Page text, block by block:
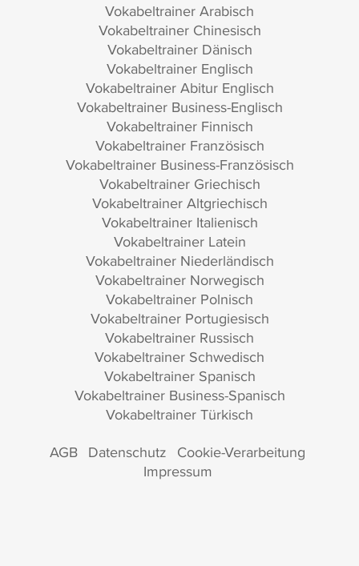
Vokabeltrainer Arabisch
Vokabeltrainer Chinesisch
Vokabeltrainer Dänisch
Vokabeltrainer Englisch
Vokabeltrainer Abitur Englisch
Vokabeltrainer Business-Englisch
Vokabeltrainer Finnisch
Vokabeltrainer Französisch
Vokabeltrainer Business-Französisch
Vokabeltrainer Griechisch
Vokabeltrainer Altgriechisch
Vokabeltrainer Italienisch
Vokabeltrainer Latein
Vokabeltrainer Niederländisch
Vokabeltrainer Norwegisch
Vokabeltrainer Polnisch
Vokabeltrainer Portugiesisch
Vokabeltrainer Russisch
Vokabeltrainer Schwedisch
Vokabeltrainer Spanisch
Vokabeltrainer Business-Spanisch
Vokabeltrainer Türkisch
AGB Datenschutz Cookie-Verarbeitung
Impressum